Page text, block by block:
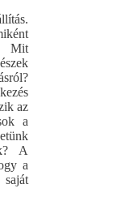
Mit
az
a
A
a